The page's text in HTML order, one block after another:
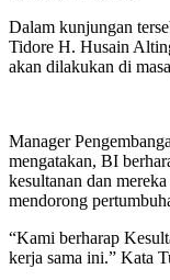
Dalam kunjungan
Tidore H. Husain
akan dilakukan di
Manager
mengatakan, BI
kesultanan dan
mendorong
“Kami berharap
kerja sama ini.” Kata